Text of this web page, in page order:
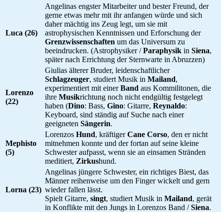
Luca (26)
Angelinas engster Mitarbeiter und bester Freund, der
gerne etwas mehr mit ihr anfangen würde und sich
daher mächtig ins Zeug legt, um sie mit
astrophysischen Kenntnissen und Erforschung der
Grenzwissenschaften um das Universum zu
beeindrucken. (Astrophysiker /Paraphysik in Siena,
später nach Errichtung der Sternwarte in Abruzzen)
Lorenzo
(22)
Giulias älterer Bruder, leidenschaftlicher
Schlagzeuger, studiert Musik in Mailand,
experimentiert mit einerBand aus Kommilitonen, die
ihre Musikrichtung noch nicht endgültig festgelegt
haben (Dino: Bass, Gino: Gitarre, Reynaldo:
Keyboard, sind ständig auf Suche nach einer
geeigneten Sängerin.
Mephisto
(5)
Lorenzos Hund, kräftigerCane Corso, den er nicht
mitnehmen konnte und der fortan auf seine kleine
Schwester aufpasst, wenn sie an einsamen Stränden
meditiert, Zirkushund.
Lorna (23)
Angelinas jüngere Schwester, ein richtiges Biest, das
Männer reihenweise um den Finger wickelt und gern
wieder fallen lässt.
Spielt Gitarre, singt, studiert Musik in Mailand, gerät
in Konflikte mit den Jungs in Lorenzos Band /Siena.